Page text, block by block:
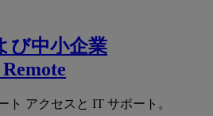
び中小企業
ト アクセスと IT サポート。